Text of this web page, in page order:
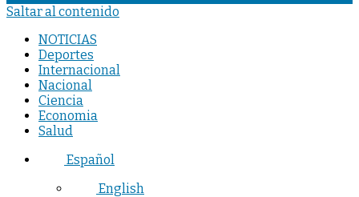
Saltar al contenido
NOTICIAS
Deportes
Internacional
Nacional
Ciencia
Economia
Salud
Español
English